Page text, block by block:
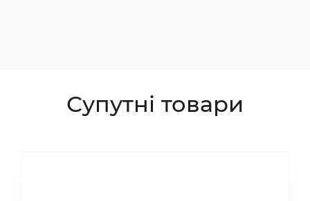
Супутні товари